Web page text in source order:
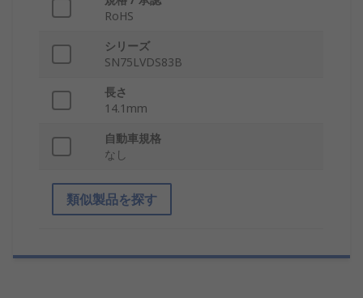
RoHS
シリーズ
SN75LVDS83B
長さ
14.1mm
自動車規格
なし
類似製品を探す